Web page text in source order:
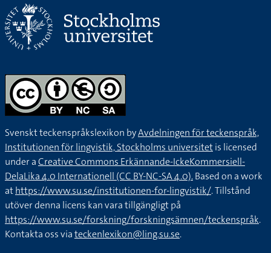
Svenskt teckenspråkslexikon byAvdelningen för teckenspråk,
Institutionen för lingvistik, Stockholms universitetis licensed
under aCreative Commons Erkännande-IckeKommersiell-
DelaLika 4.0 Internationell (CC BY-NC-SA 4.0).Based on a work
athttps://www.su.se/institutionen-for-lingvistik/. Tillstånd
utöver denna licens kan vara tillgängligt på
https://www.su.se/forskning/forskningsämnen/teckenspråk.
Kontakta oss viateckenlexikon@ling.su.se.